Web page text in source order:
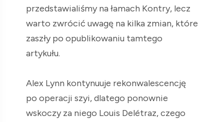
przedstawialiśmy na łamach Kontry, lecz
warto zwrócić uwagę na kilka zmian, które
zaszły po opublikowaniu tamtego
artykułu.
Alex Lynn kontynuuje rekonwalescencję
po operacji szyi, dlatego ponownie
wskoczy za niego Louis Delétraz, czego